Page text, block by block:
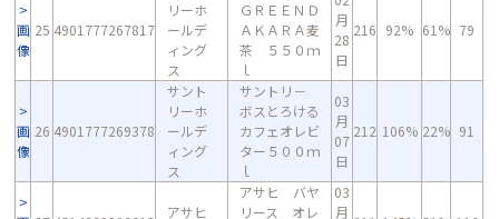
画
像
25 4901777267817
リーホ
ールデ
ィング
ス
ＧＲＥＥＮＤ
ＡＫＡＲＡ麦
茶 ５５０ｍ
ｌ
月
28
日
216 92% 61% 79
画
像
26 4901777269378
サント
リーホ
ールデ
ィング
ス
サントリ－
ボスとろける
カフェオレビ
ター５００ｍ
ｌ
03
月
07
日
212 106% 22% 91
アサヒ
アサヒ バヤ
リース オレ
03
月